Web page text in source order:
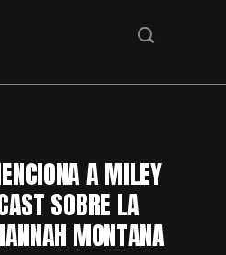
A MILEY
SOBRE LA
MONTANA